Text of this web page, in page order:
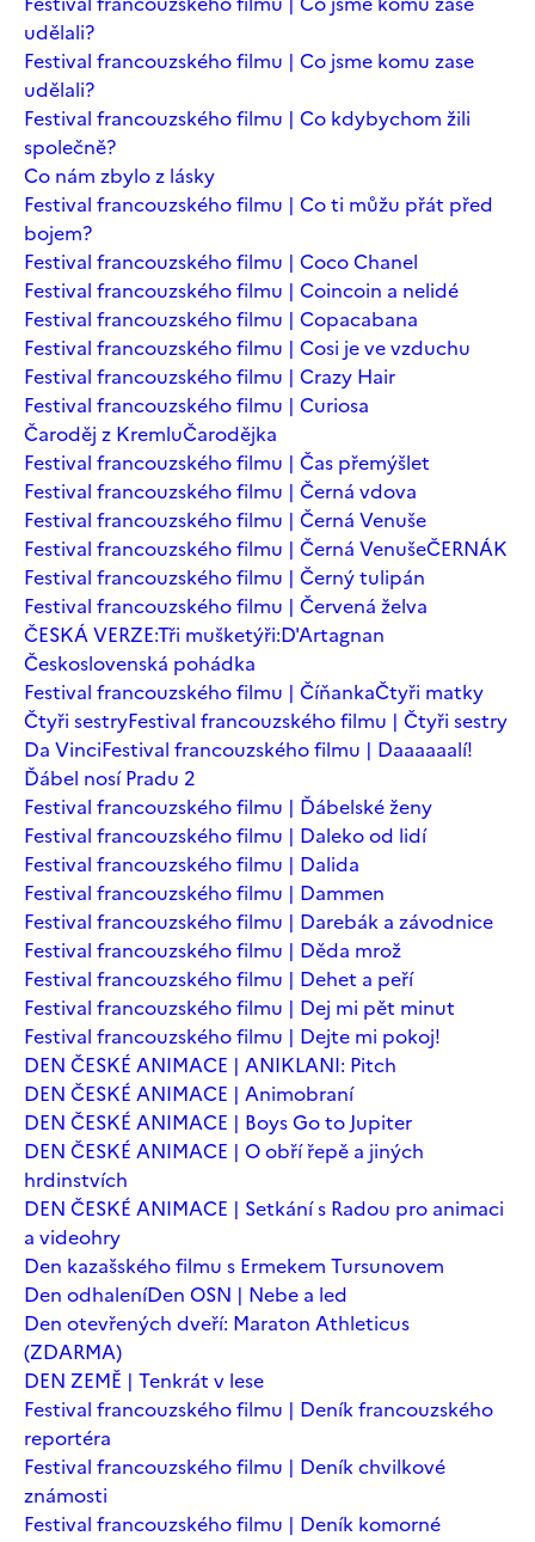
udělali?
Festival francouzského filmu | Co jsme komu zase
udělali?
Festival francouzského filmu | Co kdybychom žili
společně?
Co nám zbylo z lásky
Festival francouzského filmu | Co ti můžu přát před
bojem?
Festival francouzského filmu | Coco Chanel
Festival francouzského filmu | Coincoin a nelidé
Festival francouzského filmu | Copacabana
Festival francouzského filmu | Cosi je ve vzduchu
Festival francouzského filmu | Crazy Hair
Festival francouzského filmu | Curiosa
Čaroděj z KremluČarodějka
Festival francouzského filmu | Čas přemýšlet
Festival francouzského filmu | Černá vdova
Festival francouzského filmu | Černá Venuše
Festival francouzského filmu | Černá VenušeČERNÁK
Festival francouzského filmu | Černý tulipán
Festival francouzského filmu | Červená želva
ČESKÁ VERZE:Tři mušketýři:D'Artagnan
Československá pohádka
Festival francouzského filmu | ČíňankaČtyři matky
Čtyři sestryFestival francouzského filmu | Čtyři sestry
Da VinciFestival francouzského filmu | Daaaaaalí!
Ďábel nosí Pradu 2
Festival francouzského filmu | Ďábelské ženy
Festival francouzského filmu | Daleko od lidí
Festival francouzského filmu | Dalida
Festival francouzského filmu | Dammen
Festival francouzského filmu | Darebák a závodnice
Festival francouzského filmu | Děda mrož
Festival francouzského filmu | Dehet a peří
Festival francouzského filmu | Dej mi pět minut
Festival francouzského filmu | Dejte mi pokoj!
DEN ČESKÉ ANIMACE | ANIKLANI: Pitch
DEN ČESKÉ ANIMACE | Animobraní
DEN ČESKÉ ANIMACE | Boys Go to Jupiter
DEN ČESKÉ ANIMACE | O obří řepě a jiných
hrdinstvích
DEN ČESKÉ ANIMACE | Setkání s Radou pro animaci
a videohry
Den kazašského filmu s Ermekem Tursunovem
Den odhaleníDen OSN | Nebe a led
Den otevřených dveří: Maraton Athleticus
(ZDARMA)
DEN ZEMĚ | Tenkrát v lese
Festival francouzského filmu | Deník francouzského
reportéra
Festival francouzského filmu | Deník chvilkové
známosti
Festival francouzského filmu | Deník komorné